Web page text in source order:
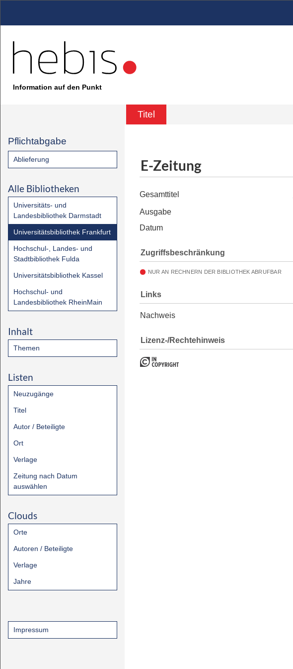
Information auf den Punkt
Titel
Pflichtabgabe
Ablieferung
Alle Bibliotheken
Universitäts- und
Landesbibliothek Darmstadt
Universitätsbibliothek Frankfurt
Hochschul-, Landes- und
Stadtbibliothek Fulda
Universitätsbibliothek Kassel
Hochschul- und
Landesbibliothek RheinMain
Inhalt
Themen
Listen
Neuzugänge
Titel
Autor / Beteiligte
Ort
Verlage
Zeitung nach Datum
auswählen
Clouds
Orte
Autoren / Beteiligte
Verlage
Jahre
Impressum
E-Zeitung
Gesamttitel
Ausgabe
Datum
Zugriffsbeschränkung
NUR AN RECHNERN DER BIBLIOTHEK ABRUFBAR
Links
Nachweis
Lizenz-/Rechtehinweis